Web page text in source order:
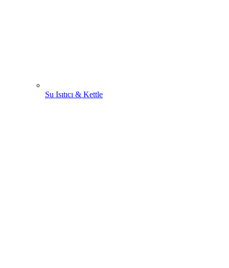
Su Isıtıcı & Kettle